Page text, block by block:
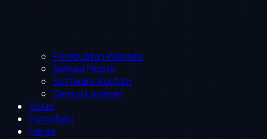
Pembuatan Website
Aplikasi Mobile
Software Kustom
Semua Layanan
Solusi
Portofolio
Harga